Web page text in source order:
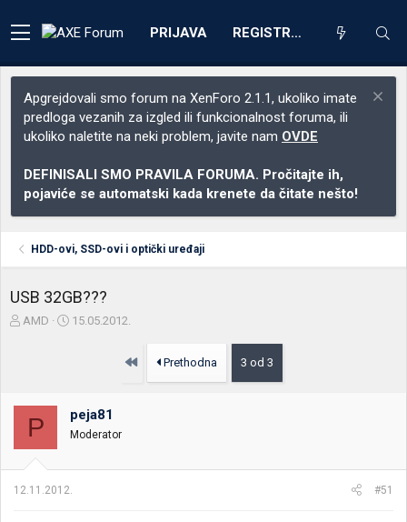
PRIJAVA REGISTRACIJA
Apgrejdovali smo forum na XenForo 2.1.1, ukoliko imate
predloga vezanih za izgled ili funkcionalnost foruma, ili
ukoliko naletite na neki problem, javite nam OVDE
DEFINISALI SMO PRAVILA FORUMA. Pročitajte ih,
pojaviće se automatski kada krenete da čitate nešto!
HDD-ovi, SSD-ovi i optički uređaji
USB 32GB???
Z
t
e
m
AMD
D
o
k
e
15.05.2012.
Prvo Prethodna 3 od 3
P peja81
Moderator
12.11.2012. #51